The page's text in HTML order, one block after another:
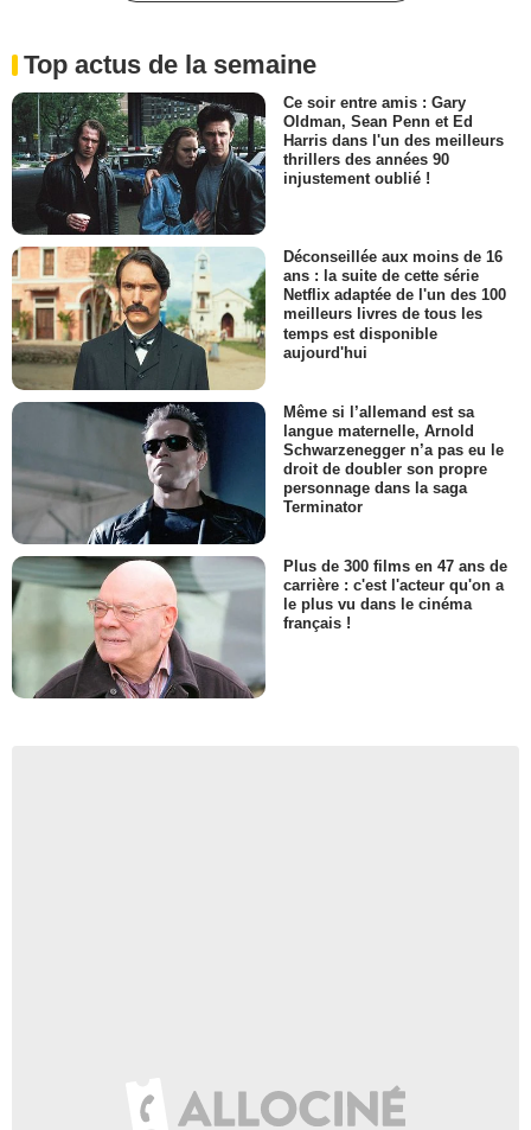
Top actus de la semaine
Ce soir entre amis : Gary
Oldman, Sean Penn et Ed
Harris dans l'un des meilleurs
thrillers des années 90
injustement oublié !
Déconseillée aux moins de 16
ans : la suite de cette série
Netflix adaptée de l'un des 100
meilleurs livres de tous les
temps est disponible
aujourd'hui
Même si l’allemand est sa
langue maternelle, Arnold
Schwarzenegger n’a pas eu le
droit de doubler son propre
personnage dans la saga
Terminator
Plus de 300 films en 47 ans de
carrière : c'est l'acteur qu'on a
le plus vu dans le cinéma
français !